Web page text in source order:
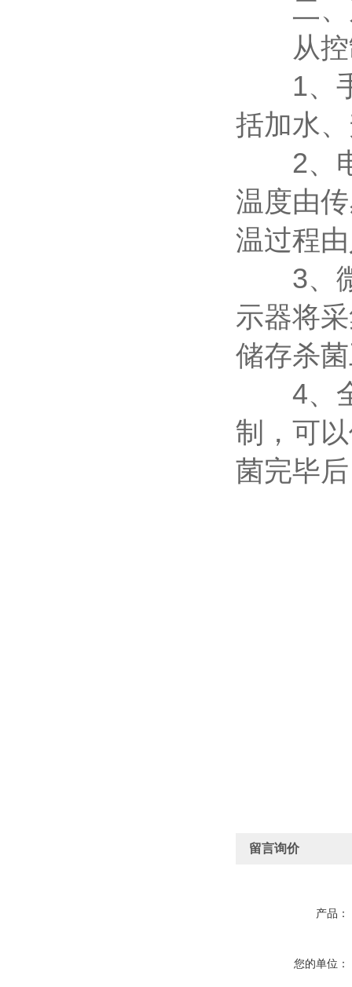
二、
从控
1、手
括加水
2、电
温度由
温过程
3、微
示器将
储存杀
4、全
制，可
菌完毕
留言询价
产品：
您的单位：